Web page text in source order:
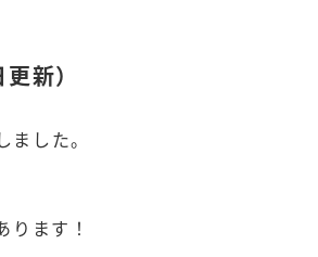
新）
した。
ます！